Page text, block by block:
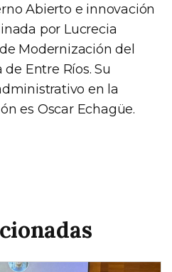
Abierto e innovación
por Lucrecia
Modernización del
Entre Ríos. Su
en la
es Oscar Echagüe.